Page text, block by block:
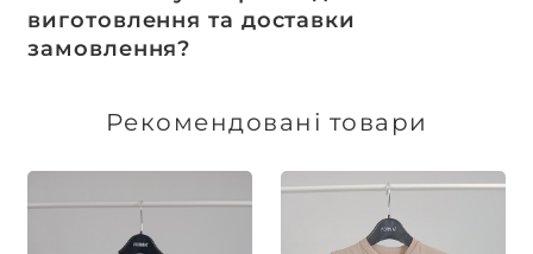
та мерчу під ключ, цей процес включає підбір
тканин, розробку лекал, дизай та
завершується пошиттям готового виробу.
виготовлення та доставки
замовлення?
виготовлення індивідуальних замовлень
Рекомендовані товари